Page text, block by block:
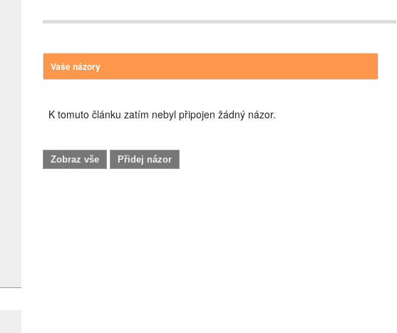
Vaše názory
K tomuto článku zatím nebyl připojen žádný názor.